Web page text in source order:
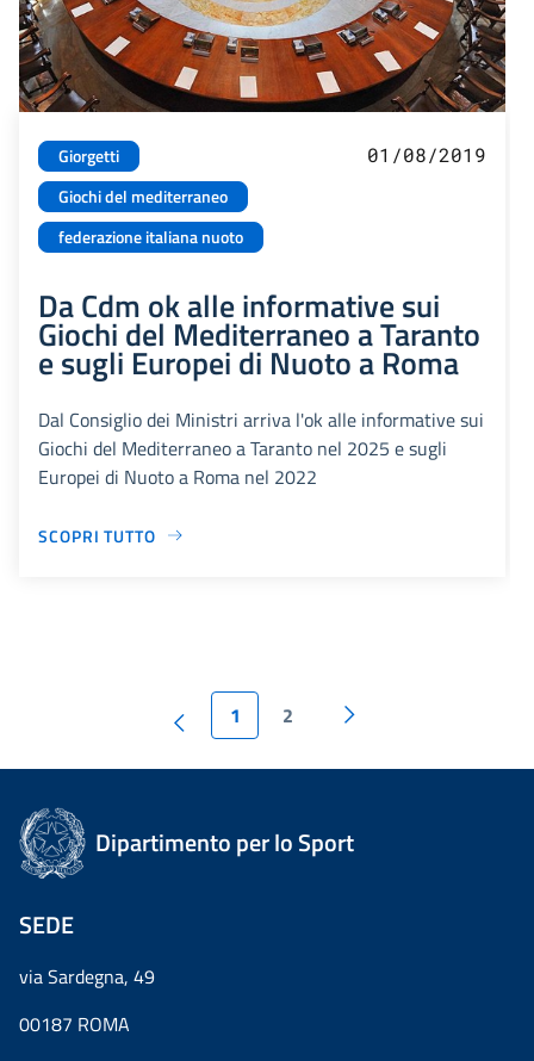
Giorgetti
Giochi del mediterraneo
federazione italiana nuoto
01/08/2019
Da Cdm ok alle informative sui
Giochi del Mediterraneo a Taranto
e sugli Europei di Nuoto a Roma
Dal Consiglio dei Ministri arriva l'ok alle informative sui
Giochi del Mediterraneo a Taranto nel 2025 e sugli
Europei di Nuoto a Roma nel 2022
SCOPRI TUTTO
1 2
Dipartimento per lo Sport
SEDE
via Sardegna, 49
00187 ROMA